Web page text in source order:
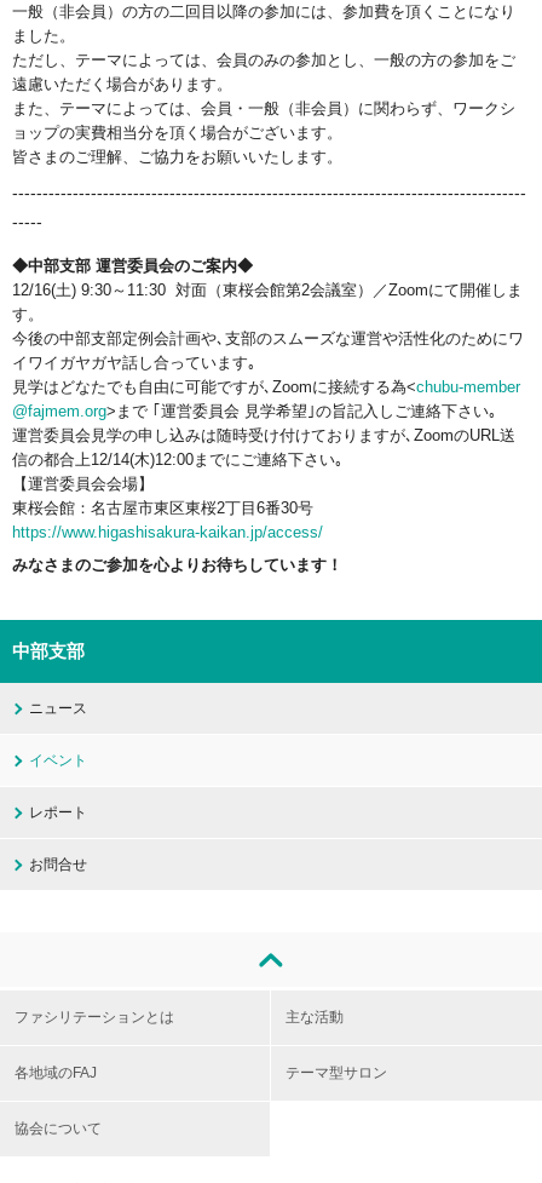
一般（非会員）の方の二回目以降の参加には、参加費を頂くことになり
ました。
ただし、テーマによっては、会員のみの参加とし、一般の方の参加をご
遠慮いただく場合があります。
また、テーマによっては、会員・一般（非会員）に関わらず、ワークシ
ョップの実費相当分を頂く場合がございます。
皆さまのご理解、ご協力をお願いいたします。
-------------------------------------------------------------------------------------
-----
◆中部支部 運営委員会のご案内◆
12/16(土) 9:30～11:30 対面（東桜会館第2会議室）／Zoomにて開催しま
す。
今後の中部支部定例会計画や､支部のスムーズな運営や活性化のためにワ
イワイガヤガヤ話し合っています｡
見学はどなたでも自由に可能ですが､Zoomに接続する為<chubu-member
@fajmem.org>まで ｢運営委員会 見学希望｣の旨記入しご連絡下さい｡
運営委員会見学の申し込みは随時受け付けておりますが､ZoomのURL送
信の都合上12/14(木)12:00までにご連絡下さい｡
【運営委員会会場】
東桜会館：名古屋市東区東桜2丁目6番30号
https://www.higashisakura-kaikan.jp/access/
みなさまのご参加を心よりお待ちしています！
中部支部
ニュース
イベント
レポート
お問合せ
ファシリテーションとは 主な活動
各地域のFAJ テーマ型サロン
協会について